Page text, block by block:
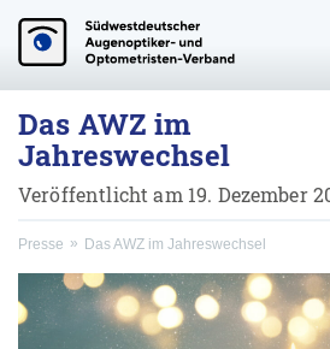
Das AWZ im
Jahreswechsel
Veröffentlicht am 19. Dezember
Presse Das AWZ im Jahreswechsel